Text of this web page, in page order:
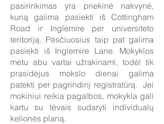
pasirinkimas yra priekinė nakvynė,
kurią galima pasiekti iš Cottingham
Road ir Inglemire per universiteto
teritoriją. Pėsčiuosius taip pat galima
pasiekti iš Inglemire Lane. Mokyklos
metu abu vartai užrakinami, todėl tik
prasidėjus mokslo dienai galima
patekti per pagrindinį registratūrą. Jei
mokiniui reikia pagalbos, mokykla gali
kartu su tėvais sudaryti individualų
kelionės planą.